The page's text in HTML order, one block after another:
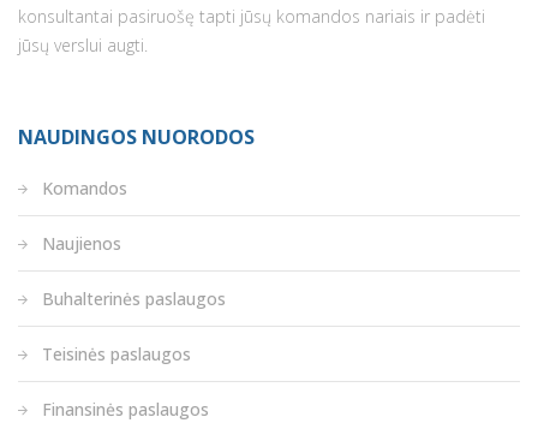
konsultantai pasiruošę tapti jūsų komandos nariais ir padėti
jūsų verslui augti.
NAUDINGOS NUORODOS
Komandos
Naujienos
Buhalterinės paslaugos
Teisinės paslaugos
Finansinės paslaugos